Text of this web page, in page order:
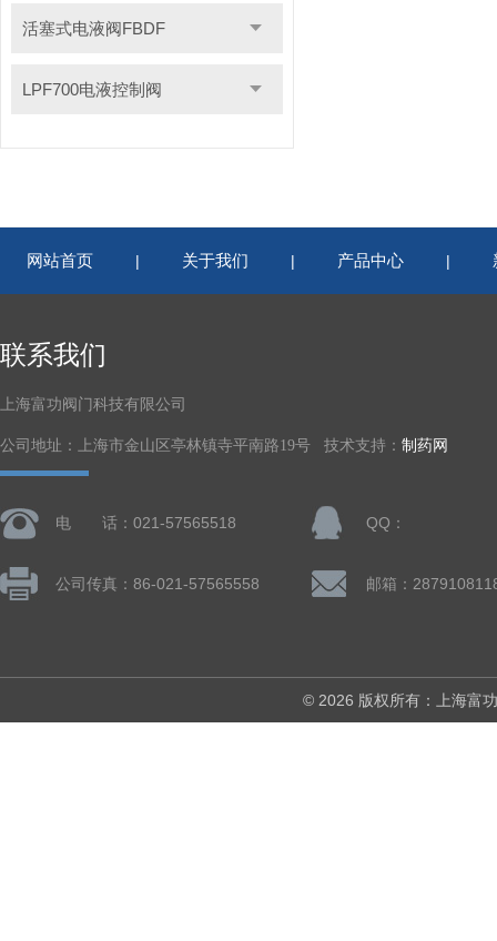
活塞式电液阀FBDF
LPF700电液控制阀
网站首页 | 关于我们 | 产品中心 |
联系我们
上海富功阀门科技有限公司
公司地址：上海市金山区亭林镇寺平南路19号 技术支持： 制药网
电 话：021-57565518 QQ：
公司传真：86-021-57565558 邮箱：
© 2026 版权所有：上海富